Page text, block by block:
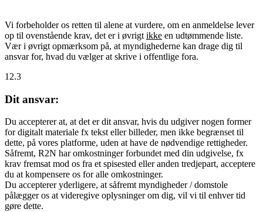
Vi forbeholder os retten til alene at vurdere, om en anmeldelse lever
op til ovenstående krav, det er i øvrigt ikke en udtømmende liste.
Vær i øvrigt opmærksom på, at myndighederne kan drage dig til
ansvar for, hvad du vælger at skrive i offentlige fora.
12.3
Dit ansvar:
Du accepterer at, at det er dit ansvar, hvis du udgiver nogen former
for digitalt materiale fx tekst eller billeder, men ikke begrænset til
dette, på vores platforme, uden at have de nødvendige rettigheder.
Såfremt, R2N har omkostninger forbundet med din udgivelse, fx
krav fremsat mod os fra et spisested eller anden tredjepart, acceptere
du at kompensere os for alle omkostninger.
Du accepterer yderligere, at såfremt myndigheder / domstole
pålægger os at videregive oplysninger om dig, vil vi til enhver tid
gøre dette.